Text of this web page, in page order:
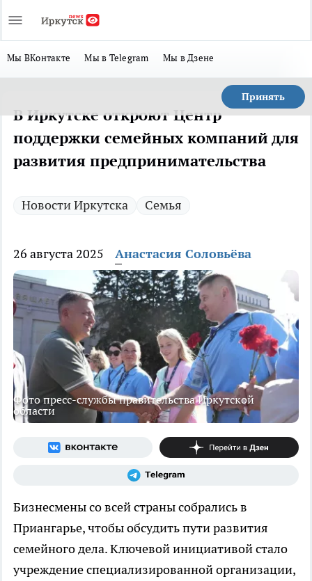
Мы ВКонтакте Мы в Telegram Мы в Дзене
Принять
В Иркутске откроют Центр
поддержки семейных компаний для
развития предпринимательства
Новости Иркутска Семья
26 августа 2025 Анастасия Соловьёва
Фото пресс-службы правительства Иркутской
области
Бизнесмены со всей страны собрались в
Приангарье, чтобы обсудить пути развития
семейного дела. Ключевой инициативой стало
учреждение специализированной организации,